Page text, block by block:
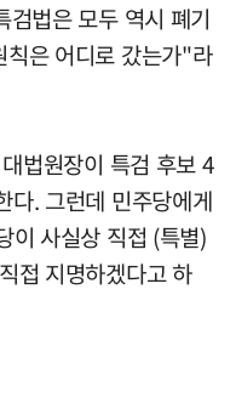
법은 모두 역시 폐기
은 어디로 갔는가"라
법원장이 특검 후보 4
다. 그런데 민주당에게
이 사실상 직접 (특별)
접 지명하겠다고 하